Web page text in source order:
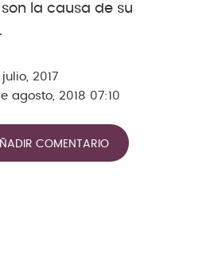
la causa de su
julio, 2017
agosto, 2018 07:10
COMENTARIO